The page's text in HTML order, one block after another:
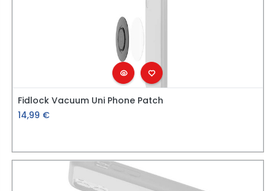
Fidlock Vacuum Uni Phone Patch
14,99 €